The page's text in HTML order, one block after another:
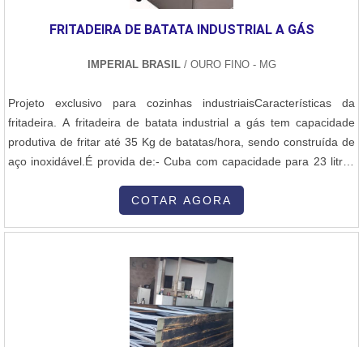
FRITADEIRA DE BATATA INDUSTRIAL A GÁS
IMPERIAL BRASIL/ OURO FINO - MG
Projeto exclusivo para cozinhas industriaisCaracterísticas da
fritadeira. A fritadeira de batata industrial a gás tem capacidade
produtiva de fritar até 35 Kg de batatas/hora, sendo construída de
aço inoxidável.É provida de:- Cuba com capacidade para 23 litros
registro de fecho rápido,- Chaminé elevada para a saída de gases
queimados,- Gabinete inferior fechado com porta frontal.
COTAR AGORA